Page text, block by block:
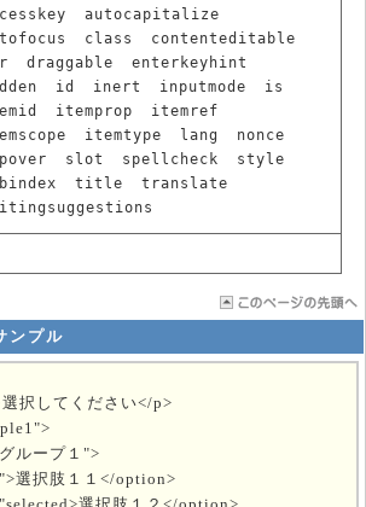
autocapitalize
class
contenteditable
draggable
enterkeyhint
id inert inputmode
is
itemprop
itemref
itemtype lang
nonce
slot spellcheck
style
title
translate
ンプル
択してください</p>
ループ１">
選択肢１１</option>